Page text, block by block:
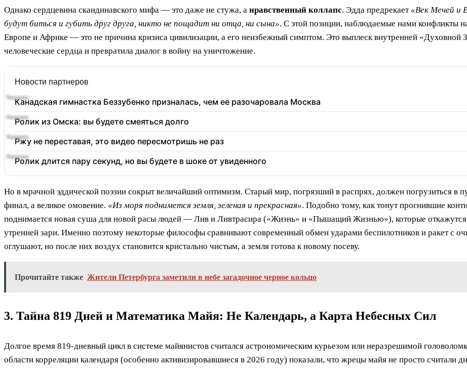
Однако сердцевина скандинавского мифа — это даже не стужа, а нравственный коллапс. Эдда предрекает «Век Мечей и
будут биться и губить друг друга, никто не пощадит ни отца, ни сына». С этой позиции, наблюдаемые нами конфликты
Европе и Африке — это не причина кризиса цивилизации, а его неизбежный симптом. Это выплеск внутренней «Духовной
человеческие сердца и превратила диалог в войну на уничтожение.
Новости партнеров
Канадская гимнастка Беззубенко призналась, чем ее разочаровала Москва
Ролик из Омска: вы будете смеяться долго
Ржу не переставая, это видео пересмотришь не раз
Ролик длится пару секунд, но вы будете в шоке от увиденного
Но в мрачной эддической поэзии сокрыт величайший оптимизм. Старый мир, погрязший в распрях, должен погрузиться в
финал, а великое омовение. «Из моря поднимется земля, зеленая и прекрасная». Подобно тому, как тонут прогнившие
поднимается новая суша для новой расы людей — Лив и Ливтрасира («Жизнь» и «Пышащий Жизнью»), которые откажутся
утренней зари. Именно поэтому некоторые философы сравнивают современный обмен ударами беспилотников и ракет с
оглушают, но после них воздух становится кристально чистым, а земля готова к новому посеву.
Прочитайте также Жители Петербурга заметили в небе загадочное черное кольцо
3. Тайна 819 Дней и Математика Майя: Не Календарь, а Карта Небесных Сил
Долгое время 819-дневный цикл в системе майянистов считался астрономическим курьезом или неразрешимой
области корреляции календаря (особенно активизировавшиеся в 2026 году) показали, что жрецы майя не просто считали